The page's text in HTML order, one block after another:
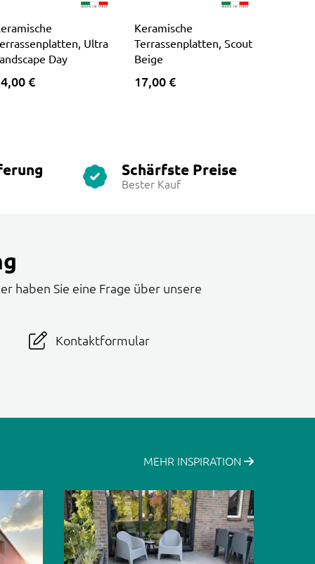
Ultra
Day
€
Keramische
Terrassenplatten, Scout
Beige
17,00 €
Schärfste Preise
Bester Kauf
haben Sie eine Frage über unsere
Kontaktformular
MEHR INSPIRATION